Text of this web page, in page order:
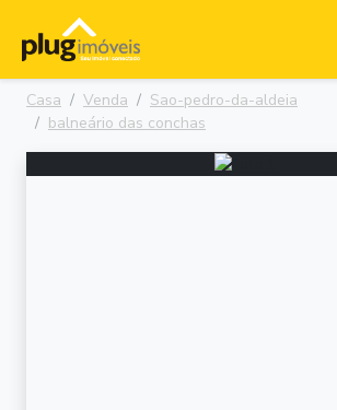
Casa Venda
Sao-pedro-da-aldeia
balneário das conchas